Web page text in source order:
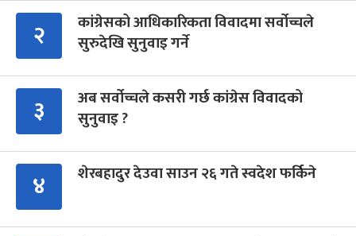
२
कांग्रेसको आधिकारिकता विवादमा सर्वोच्चले
सुरुदेखि सुनुवाइ गर्ने
३
अब सर्वोच्चले कसरी गर्छ कांग्रेस विवादको
सुनुवाइ ?
४ शेरबहादुर देउवा साउन २६ गते स्वदेश फर्किने